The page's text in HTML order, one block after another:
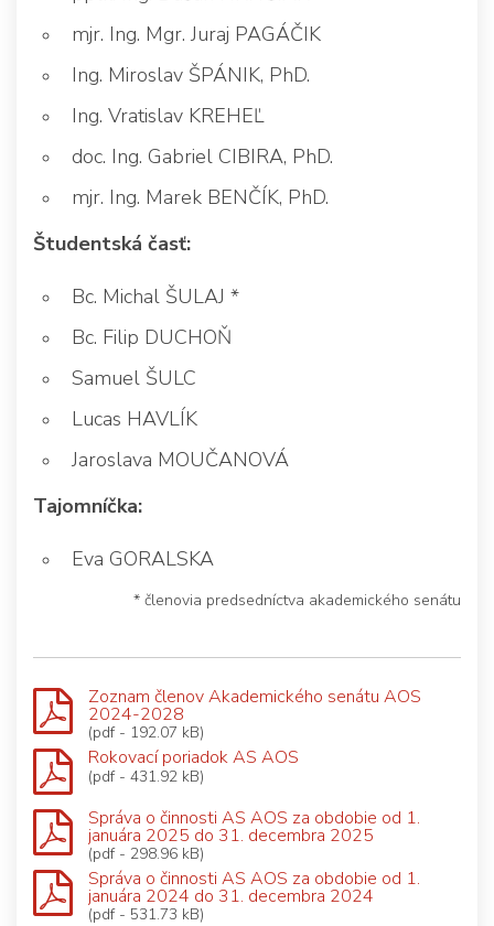
mjr. Ing. Mgr. Juraj PAGÁČIK
Ing. Miroslav ŠPÁNIK, PhD.
Ing. Vratislav KREHEĽ
doc. Ing. Gabriel CIBIRA, PhD.
mjr. Ing. Marek BENČÍK, PhD.
Študentská časť:
Bc. Michal ŠULAJ *
Bc. Filip DUCHOŇ
Samuel ŠULC
Lucas HAVLÍK
Jaroslava MOUČANOVÁ
Tajomníčka:
Eva GORALSKA
* členovia predsedníctva akademického senátu
Zoznam členov Akademického senátu AOS
2024-2028
(pdf - 192.07 kB)
Rokovací poriadok AS AOS
(pdf - 431.92 kB)
Správa o činnosti AS AOS za obdobie od 1.
januára 2025 do 31. decembra 2025
(pdf - 298.96 kB)
Správa o činnosti AS AOS za obdobie od 1.
januára 2024 do 31. decembra 2024
(pdf - 531.73 kB)